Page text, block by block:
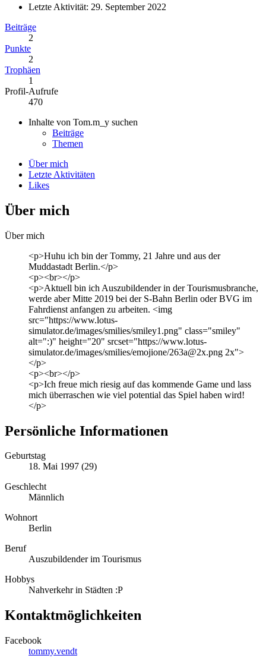
Letzte Aktivität: 29. September 2022
Beiträge
2
Punkte
2
Trophäen
1
Profil-Aufrufe
470
Inhalte von Tom.m_y suchen
Beiträge
Themen
Über mich
Letzte Aktivitäten
Likes
Über mich
Über mich
<p>Huhu ich bin der Tommy, 21 Jahre und aus der
Muddastadt Berlin.</p>
<p><br></p>
<p>Aktuell bin ich Auszubildender in der Tourismusbranche,
werde aber Mitte 2019 bei der S-Bahn Berlin oder BVG im
Fahrdienst anfangen zu arbeiten. <img
src="https://www.lotus-
simulator.de/images/smilies/smiley1.png" class="smiley"
alt=":)" height="20" srcset="https://www.lotus-
simulator.de/images/smilies/emojione/263a@2x.png 2x">
</p>
<p><br></p>
<p>Ich freue mich riesig auf das kommende Game und lass
mich überraschen wie viel potential das Spiel haben wird!
</p>
Persönliche Informationen
Geburtstag
18. Mai 1997 (29)
Geschlecht
Männlich
Wohnort
Berlin
Beruf
Auszubildender im Tourismus
Hobbys
Nahverkehr in Städten :P
Kontaktmöglichkeiten
Facebook
tommy.vendt